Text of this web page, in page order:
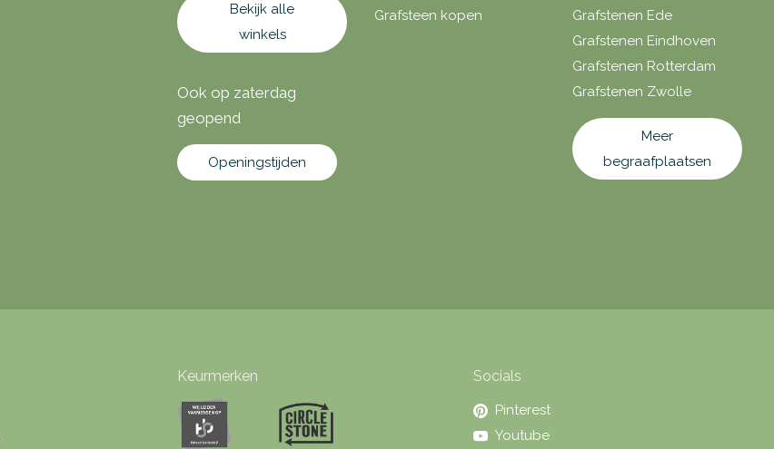
Bekijk alle
winkels
Ook op zaterdag
geopend
Openingstijden
Grafsteen kopen
Grafstenen Ede
Grafstenen Eindhoven
Grafstenen Rotterdam
Grafstenen Zwolle
Meer
begraafplaatsen
Keurmerken Socials
Pinterest
Youtube